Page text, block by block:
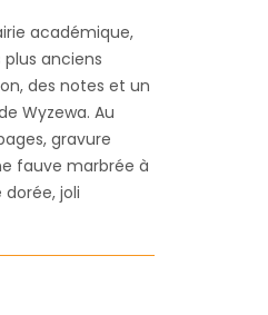
académique,
plus anciens
des notes et un
Wyzewa. Au
gravure
fauve marbrée à
joli